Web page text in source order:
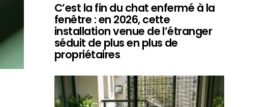
C’est la fin du chat enfermé à la
fenêtre : en 2026, cette
installation venue de l’étranger
séduit de plus en plus de
propriétaires